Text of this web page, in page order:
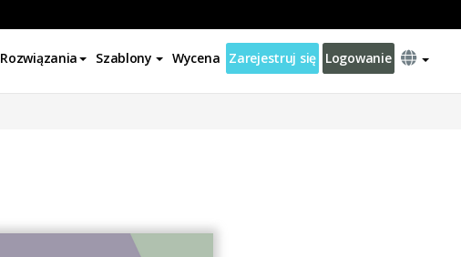
Rozwiązania Szablony Wycena Zarejestruj się Logowanie